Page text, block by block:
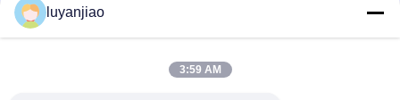
Glasrohr-Heizung des Quarz-380V, chemischer 3kw
Tauchsieder
Industrielle dauerhafte Glasquarz-Immersion Heater For
luyanjiao
3:59 AM